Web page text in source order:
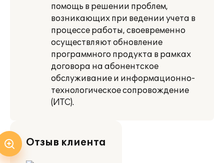
помощь в решении проблем,
возникающих при ведении учета в
процессе работы, своевременно
осуществляют обновление
программного продукта в рамках
договора на абонентское
обслуживание и информационно-
технологическое сопровождение
(ИТС).
Отзыв клиента